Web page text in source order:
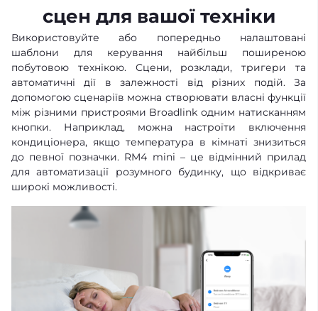
сцен для вашої техніки
Використовуйте або попередньо налаштовані
шаблони для керування найбільш поширеною
побутовою технікою. Сцени, розклади, тригери та
автоматичні дії в залежності від різних подій. За
допомогою сценаріїв можна створювати власні функції
між різними пристроями Broadlink одним натисканням
кнопки. Наприклад, можна настроїти включення
кондиціонера, якщо температура в кімнаті знизиться
до певної позначки. RM4 mini – це відмінний прилад
для автоматизації розумного будинку, що відкриває
широкі можливості.